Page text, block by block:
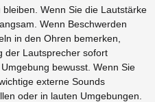
Wenn Sie die Lautstärke
Wenn Beschwerden
in den Ohren bemerken,
der Lautsprecher sofort
bewusst. Wenn Sie
externe Sounds
oder in lauten Umgebungen.